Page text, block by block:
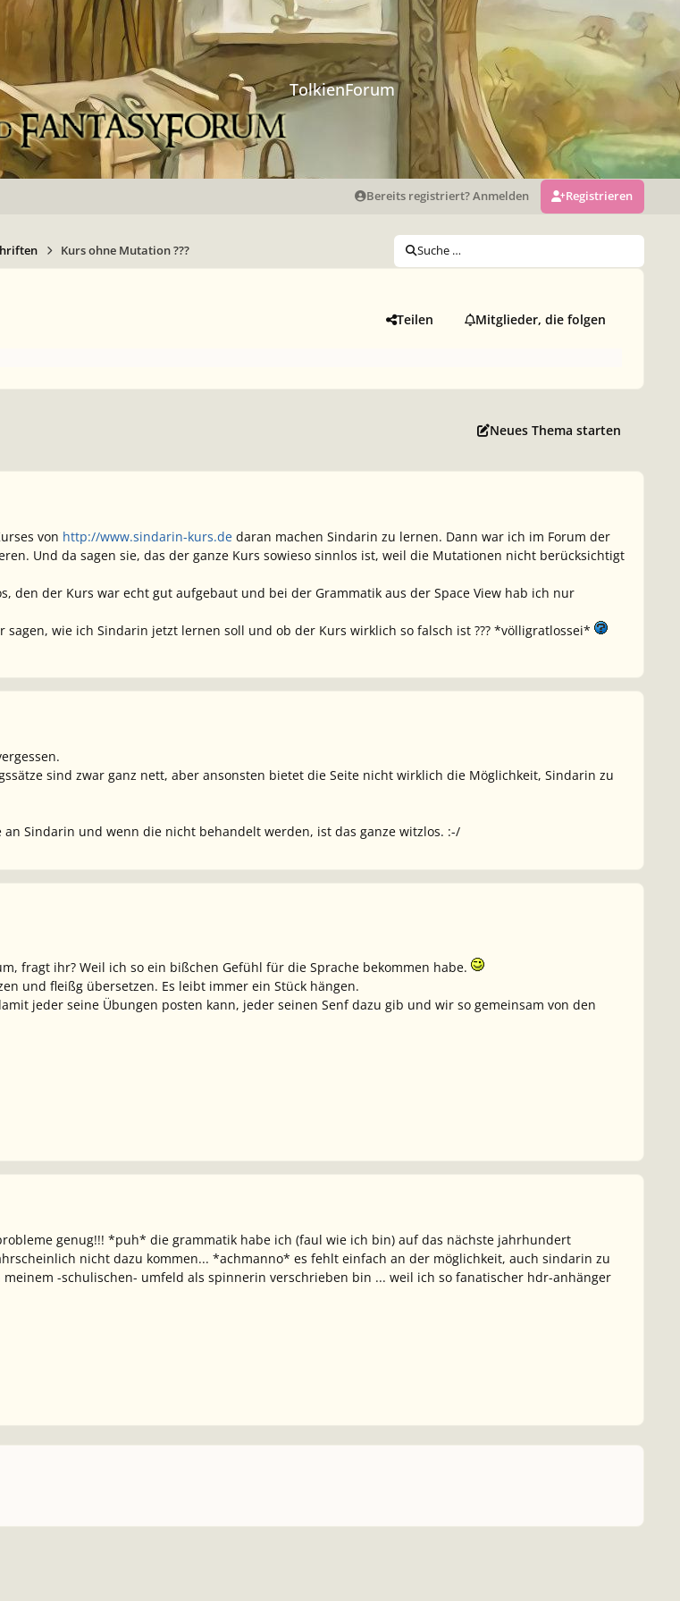
TolkienForum
Bereits registriert? Anmelden Registrieren
Kurs ohne Mutation ??? Suche …
Teilen Mitglieder, die folgen
Neues Thema starten
von http://www.sindarin-kurs.de daran machen Sindarin zu lernen. Dann war ich im Forum der
Und da sagen sie, das der ganze Kurs sowieso sinnlos ist, weil die Mutationen nicht berücksichtigt
den der Kurs war echt gut aufgebaut und bei der Grammatik aus der Space View hab ich nur
wie ich Sindarin jetzt lernen soll und ob der Kurs wirklich so falsch ist ??? *völligratlossei*
sind zwar ganz nett, aber ansonsten bietet die Seite nicht wirklich die Möglichkeit, Sindarin zu
Sindarin und wenn die nicht behandelt werden, ist das ganze witzlos. :-/
fragt ihr? Weil ich so ein bißchen Gefühl für die Sprache bekommen habe.
und fleißg übersetzen. Es leibt immer ein Stück hängen.
jeder seine Übungen posten kann, jeder seinen Senf dazu gib und wir so gemeinsam von den
genug!!! *puh* die grammatik habe ich (faul wie ich bin) auf das nächste jahrhundert
nicht dazu kommen... *achmanno* es fehlt einfach an der möglichkeit, auch sindarin zu
-schulischen- umfeld als spinnerin verschrieben bin ... weil ich so fanatischer hdr-anhänger